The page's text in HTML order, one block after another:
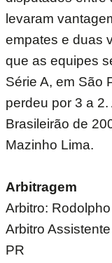
levaram
empates e duas
que as equipes
Série A, em São
perdeu por 3 a 2.
Brasileirão de
Mazinho Lima.
Arbitragem
Arbitro:
Arbitro
PR